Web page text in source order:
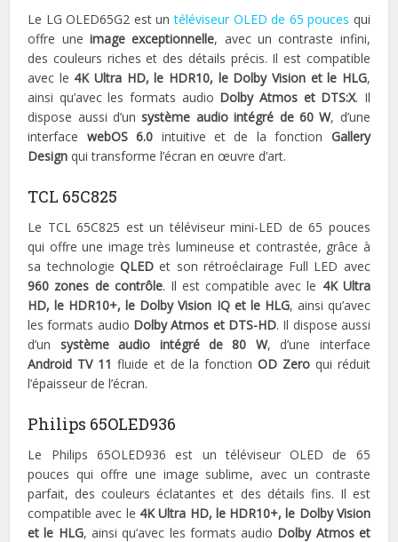
Le LG OLED65G2 est untéléviseur OLED de 65 pouces qui
offre une image exceptionnelle, avec un contraste infini,
des couleurs riches et des détails précis. Il est compatible
avec le 4K Ultra HD, le HDR10, le Dolby Vision et le HLG,
ainsi qu’avec les formats audio Dolby Atmos et DTS:X. Il
dispose aussi d’unsystème audio intégré de 60 W, d’une
interface webOS 6.0 intuitive et de la fonction Gallery
Design qui transforme l’écran en œuvre d’art.
TCL 65C825
Le TCL 65C825 est un téléviseur mini-LED de 65 pouces
qui offre une image très lumineuse et contrastée, grâce à
sa technologie QLEDet son rétroéclairage Full LED avec
960 zones de contrôle. Il est compatible avec le 4K Ultra
HD, le HDR10+, le Dolby Vision IQ et le HLG, ainsi qu’avec
les formats audio Dolby Atmos et DTS-HD. Il dispose aussi
d’un système audio intégré de 80 W, d’une interface
Android TV 11 fluide et de la fonctionOD Zero qui réduit
l’épaisseur de l’écran.
Philips 65OLED936
Le Philips 65OLED936 est un téléviseur OLED de 65
pouces qui offre une image sublime, avec un contraste
parfait, des couleurs éclatantes et des détails fins. Il est
compatible avec le 4K Ultra HD, le HDR10+, le Dolby Vision
et le HLG, ainsi qu’avec les formats audio Dolby Atmos et